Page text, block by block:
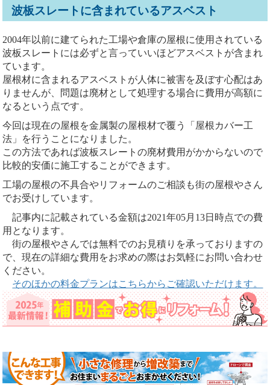
波板スレートに含まれているアスベスト
2004年以前に建てられた工場や倉庫の屋根に使用されている
波板スレートには必ずと言っていいほどアスベストが含まれ
ています。
屋根材に含まれるアスベストが人体に被害を及ぼす心配はあ
りませんが、問題は廃材として処理する場合に費用が高額に
なるという点です。
今回は現在の屋根を金属製の屋根材で覆う「屋根カバー工
法」を行うことになりました。
この方法であれば波板スレートの廃材費用がかからないので
比較的安価に施工することができます。
工場の屋根の不具合やリフォームのご相談も街の屋根やさん
でお受けしています。
記事内に記載されている金額は2021年05月13日時点での費
用となります。
街の屋根やさんでは無料でのお見積りを承っておりますの
で、現在の詳細な費用をお求めの際はお気軽にお問い合わせ
ください。
そのほかの料金プランはこちらからご確認いただけます。